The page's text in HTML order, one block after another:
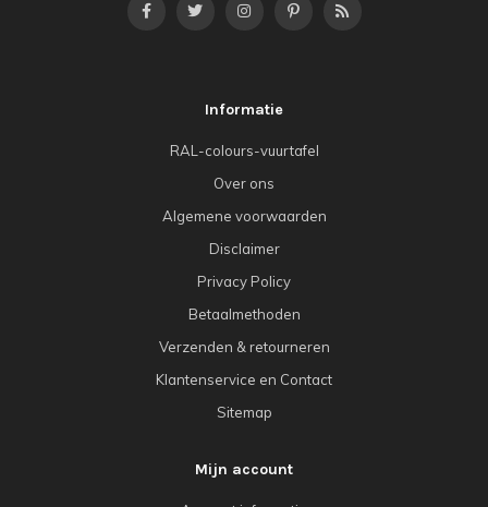
Informatie
RAL-colours-vuurtafel
Over ons
Algemene voorwaarden
Disclaimer
Privacy Policy
Betaalmethoden
Verzenden & retourneren
Klantenservice en Contact
Sitemap
Mijn account